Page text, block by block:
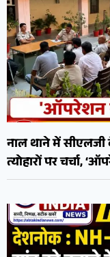
नाल थाने में
त्योहारों पर चर्चा,